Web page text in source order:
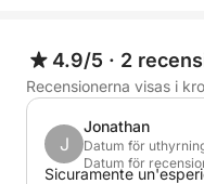
Perfekt för par,
är det perfekta
autentiska sardiska
4.9/5 · 2
Recensionerna visas i
J
Jonathan
Datum för
Datum för
Sicuramente